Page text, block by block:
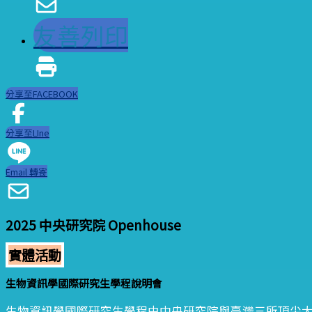
友善列印
分享至FACEBOOK
分享至LIne
Email 轉寄
2025 中央研究院 Openhouse
實體活動
生物資訊學國際研究生學程說明會